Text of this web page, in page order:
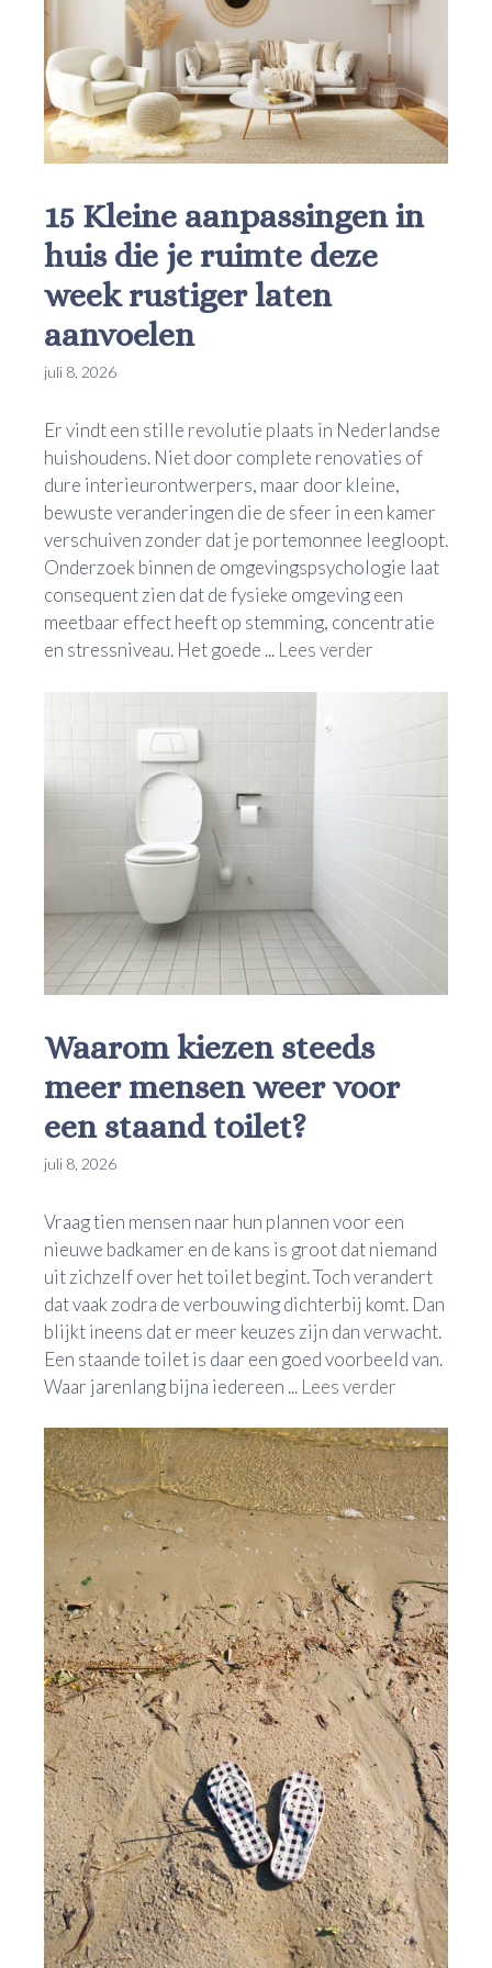
15 Kleine aanpassingen in
huis die je ruimte deze
week rustiger laten
aanvoelen
juli 8, 2026
Er vindt een stille revolutie plaats in Nederlandse
huishoudens. Niet door complete renovaties of
dure interieurontwerpers, maar door kleine,
bewuste veranderingen die de sfeer in een kamer
verschuiven zonder dat je portemonnee leegloopt.
Onderzoek binnen de omgevingspsychologie laat
consequent zien dat de fysieke omgeving een
meetbaar effect heeft op stemming, concentratie
en stressniveau. Het goede ... Lees verder
Waarom kiezen steeds
meer mensen weer voor
een staand toilet?
juli 8, 2026
Vraag tien mensen naar hun plannen voor een
nieuwe badkamer en de kans is groot dat niemand
uit zichzelf over het toilet begint. Toch verandert
dat vaak zodra de verbouwing dichterbij komt. Dan
blijkt ineens dat er meer keuzes zijn dan verwacht.
Een staande toilet is daar een goed voorbeeld van.
Waar jarenlang bijna iedereen ... Lees verder